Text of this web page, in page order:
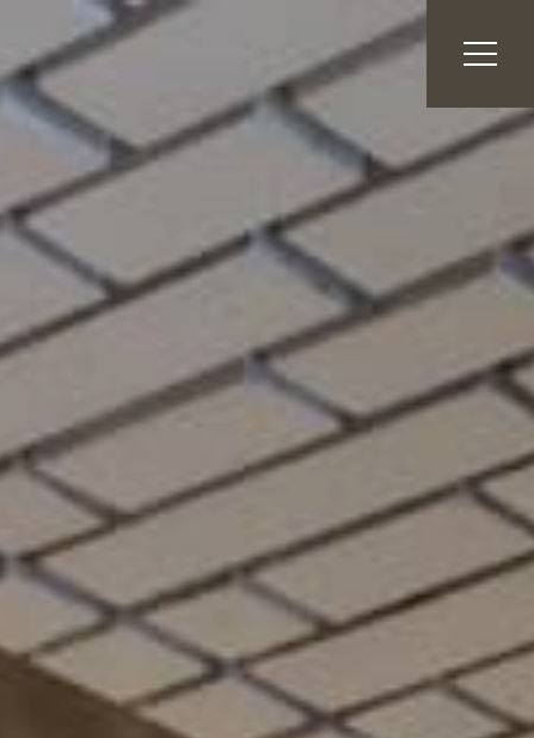
HOME 客室
朝食 館内施設
貸会議室 観光案内
ホテル周辺グルメ アクセス
ENGLISH